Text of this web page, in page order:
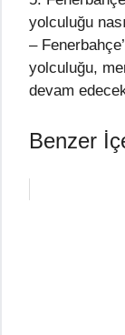
yolculuğu
–
yolculuğu,
devam
Benzer